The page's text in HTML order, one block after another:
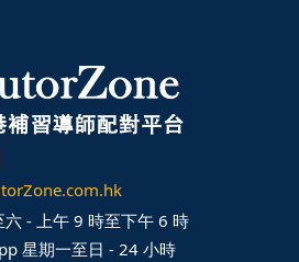
六 - 上午 9 時至下午 6 時
星期一至日 - 24 小時